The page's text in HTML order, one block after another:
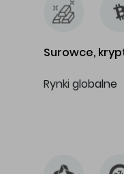
Surowce,
Rynki globalne